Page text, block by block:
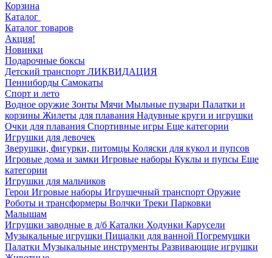
Корзина
Каталог
Каталог товаров
Акция!
Новинки
Подарочные боксы
Детский транспорт ЛИКВИДАЦИЯ
Пенниборды Самокаты
Спорт и лето
Водное оружие Зонты Мячи Мыльные пузыри Палатки и
корзины Жилеты для плавания Надувные круги и игрушки
Очки для плавания Спортивные игры Еще категории
Игрушки для девочек
Зверушки, фигурки, питомцы Коляски для кукол и пупсов
Игровые дома и замки Игровые наборы Куклы и пупсы Еще
категории
Игрушки для мальчиков
Герои Игровые наборы Игрушечный транспорт Оружие
Роботы и трансформеры Волчки Треки Парковки
Малышам
Игрушки заводные в д/б Каталки Ходунки Карусели
Музыкальные игрушки Пищалки для ванной Погремушки
Палатки Музыкальные инструменты Развивающие игрушки